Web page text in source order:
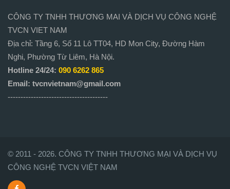
CÔNG TY TNHH THƯƠNG MAI VÀ DỊCH VỤ CÔNG NGHỆ
TVCN VIET NAM
Địa chỉ: Tầng 6, Số 11 Lô TT04, HD Mon City, Đường Hàm
Nghi, Phường Từ Liêm, Hà Nội.
Hotline 24/24: 090 6262 865
Email: tvcnvietnam@gmail.com
---------------------------------------
© 2011 - 2026. CÔNG TY TNHH THƯƠNG MẠI VÀ DỊCH VỤ
CÔNG NGHỆ TVCN VIỆT NAM